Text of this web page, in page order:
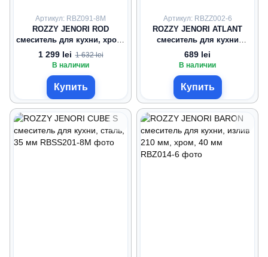
Артикул: RBZ091-8M
ROZZY JENORI ROD
смеситель для кухни, хром,
35 мм
1 299 lei 1 632 lei
В наличии
Купить
Артикул: RBZZ002-6
ROZZY JENORI ATLANT
смеситель для кухни
однорычажный, ручка
сбоку, хром, 40 мм
689 lei
В наличии
Купить